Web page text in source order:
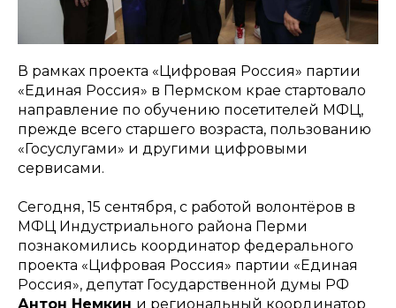
В рамках проекта «Цифровая Россия» партии
«Единая Россия» в Пермском крае стартовало
направление по обучению посетителей МФЦ,
прежде всего старшего возраста, пользованию
«Госуслугами» и другими цифровыми
сервисами.
Сегодня, 15 сентября, с работой волонтёров в
МФЦ Индустриального района Перми
познакомились координатор федерального
проекта «Цифровая Россия» партии «Единая
Россия», депутат Государственной думы РФ
Антон Немкин и региональный координатор